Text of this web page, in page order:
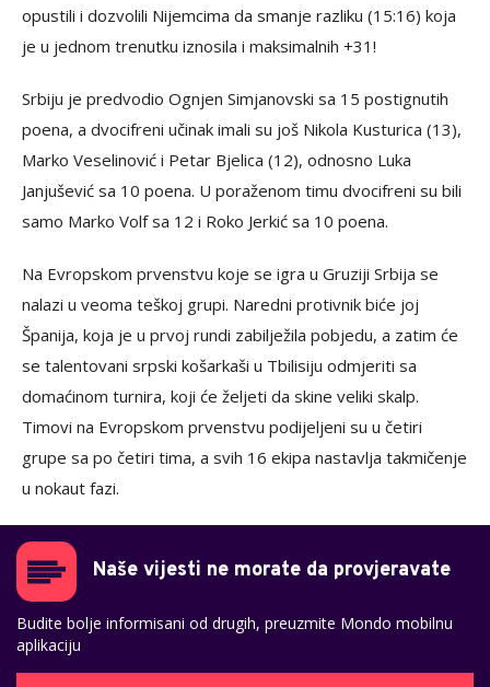
opustili i dozvolili Nijemcima da smanje razliku (15:16) koja
je u jednom trenutku iznosila i maksimalnih +31!
Srbiju je predvodio Ognjen Simjanovski sa 15 postignutih
poena, a dvocifreni učinak imali su još Nikola Kusturica (13),
Marko Veselinović i Petar Bjelica (12), odnosno Luka
Janjušević sa 10 poena. U poraženom timu dvocifreni su bili
samo Marko Volf sa 12 i Roko Jerkić sa 10 poena.
Na Evropskom prvenstvu koje se igra u Gruziji Srbija se
nalazi u veoma teškoj grupi. Naredni protivnik biće joj
Španija, koja je u prvoj rundi zabilježila pobjedu, a zatim će
se talentovani srpski košarkaši u Tbilisiju odmjeriti sa
domaćinom turnira, koji će željeti da skine veliki skalp.
Timovi na Evropskom prvenstvu podijeljeni su u četiri
grupe sa po četiri tima, a svih 16 ekipa nastavlja takmičenje
u nokaut fazi.
Naše vijesti ne morate da provjeravate
Budite bolje informisani od drugih, preuzmite Mondo mobilnu
aplikaciju